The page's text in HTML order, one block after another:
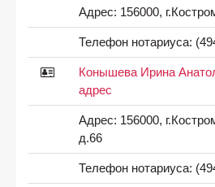
Адрес: 156000,
Телефон нотариуса:
Конышева Ирина
адрес
Адрес: 156000,
д.66
Телефон нотариуса: